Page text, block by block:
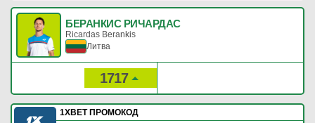
БЕРАНКИС РИЧАРДАС
Ricardas Berankis
Литва
1717
1XBET ПРОМОКОД